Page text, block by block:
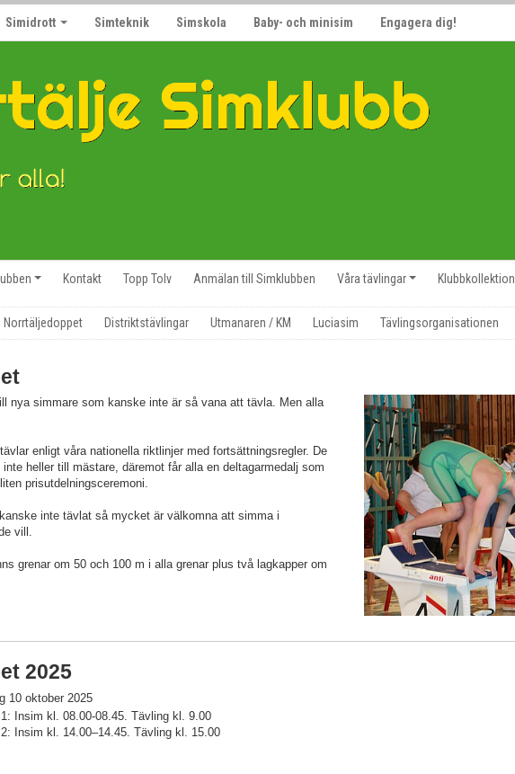
Simidrott Simteknik Simskola Baby- och minisim Engagera dig!
Kontakt Topp Tolv Anmälan till Simklubben Våra tävlingar Klubbkollektion
Norrtäljedoppet Distriktstävlingar Utmanaren / KM Luciasim Tävlingsorganisationen
nya simmare som kanske inte är så vana att tävla. Men alla
enligt våra nationella riktlinjer med fortsättningsregler. De
heller till mästare, däremot får alla en deltagarmedalj som
prisutdelningsceremoni.
inte tävlat så mycket är välkomna att simma i
vill.
grenar om 50 och 100 m i alla grenar plus två lagkapper om
2025
10 oktober 2025
Insim kl. 08.00-08.45. Tävling kl. 9.00
Insim kl. 14.00–14.45. Tävling kl. 15.00